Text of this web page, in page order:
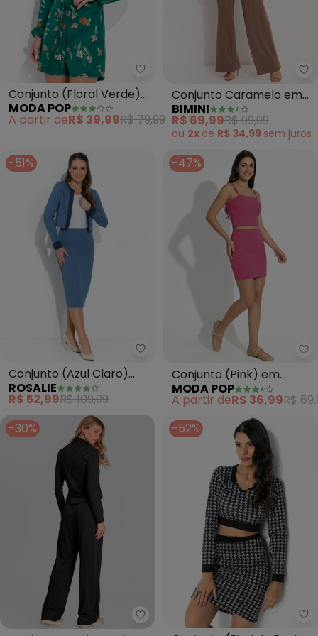
Moda Pop - Conjunto (Floral
Conjunto (Floral Verde)
com Casaco e Short
MODA POP
A partir deR$ 39,99R$ 79,99
Conjunto Caramelo em
Canelado
BIMINI
R$ 69,99R$ 99,99
ou 2x de R$ 34,99 sem juros
-51%
Rosalie - Conjunto (Azul Claro)
Conjunto (Azul Claro)
Casaco Saia
ROSALIE
R$ 52,99R$ 109,99
-47%
Conjunto (Pink) em
Ribana Canelada
Cropped e Saia
MODA POP
A partir deR$ 36,99R$
-30%
Dianna - Conjunto Feminino
-52%